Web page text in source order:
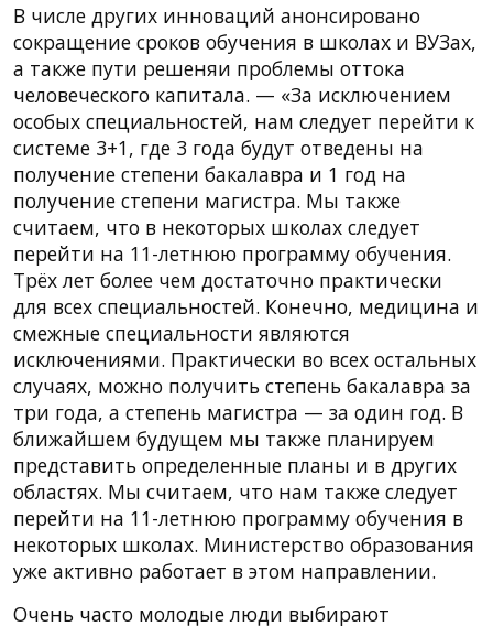
В числе других инноваций анонсировано
сокращение сроков обучения в школах и ВУЗах,
а также пути решеняи проблемы оттока
человеческого капитала. — «За исключением
особых специальностей, нам следует перейти к
системе 3+1, где 3 года будут отведены на
получение степени бакалавра и 1 год на
получение степени магистра. Мы также
считаем, что в некоторых школах следует
перейти на 11-летнюю программу обучения.
Трёх лет более чем достаточно практически
для всех специальностей. Конечно, медицина и
смежные специальности являются
исключениями. Практически во всех остальных
случаях, можно получить степень бакалавра за
три года, а степень магистра — за один год. В
ближайшем будущем мы также планируем
представить определенные планы и в других
областях. Мы считаем, что нам также следует
перейти на 11-летнюю программу обучения в
некоторых школах. Министерство образования
уже активно работает в этом направлении.
Очень часто молодые люди выбирают